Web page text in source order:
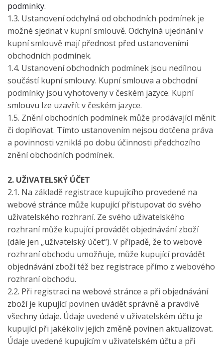
podminky.
1.3. Ustanovení odchylná od obchodních podmínek je
možné sjednat v kupní smlouvě. Odchylná ujednání v
kupní smlouvě mají přednost před ustanoveními
obchodních podmínek.
1.4. Ustanovení obchodních podmínek jsou nedílnou
součástí kupní smlouvy. Kupní smlouva a obchodní
podmínky jsou vyhotoveny v českém jazyce. Kupní
smlouvu lze uzavřít v českém jazyce.
1.5. Znění obchodních podmínek může prodávající měnit
či doplňovat. Tímto ustanovením nejsou dotčena práva
a povinnosti vzniklá po dobu účinnosti předchozího
znění obchodních podmínek.
2. UŽIVATELSKÝ ÚČET
2.1. Na základě registrace kupujícího provedené na
webové stránce může kupující přistupovat do svého
uživatelského rozhraní. Ze svého uživatelského
rozhraní může kupující provádět objednávání zboží
(dále jen „uživatelský účet“). V případě, že to webové
rozhraní obchodu umožňuje, může kupující provádět
objednávání zboží též bez registrace přímo z webového
rozhraní obchodu.
2.2. Při registraci na webové stránce a při objednávání
zboží je kupující povinen uvádět správně a pravdivě
všechny údaje. Údaje uvedené v uživatelském účtu je
kupující při jakékoliv jejich změně povinen aktualizovat.
Údaje uvedené kupujícím v uživatelském účtu a při